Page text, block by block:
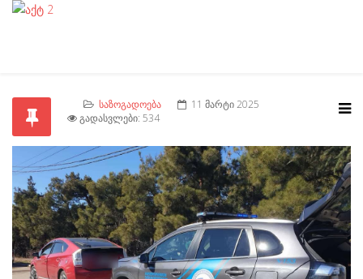
ᲡᲐᲖᲝᲒᲐᲓᲝᲔᲑᲐ
11 ᲛᲐᲠᲢᲘ 2025
ᲒᲐᲓᲐᲡᲕᲚᲔᲑᲘ: 534